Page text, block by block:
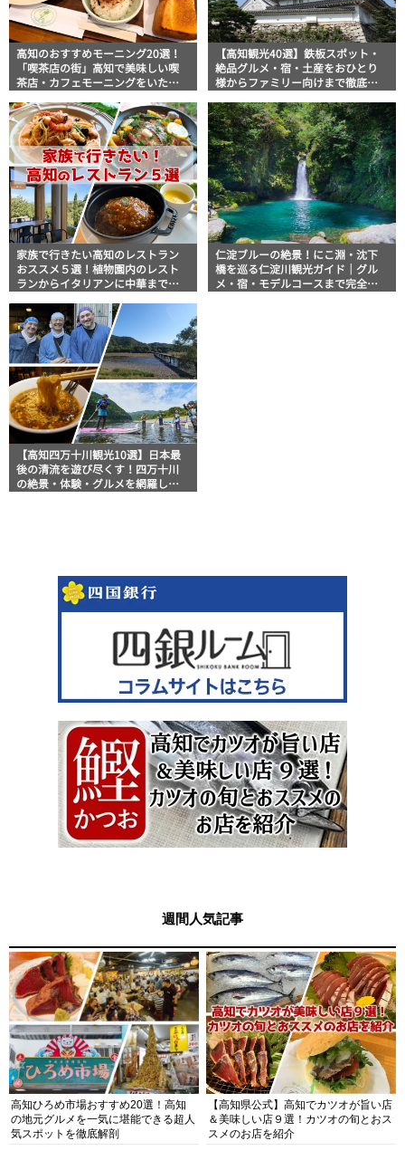
高知のおすすめモーニング20選！
「喫茶店の街」高知で美味しい喫
茶店・カフェモーニングをいただ
【高知観光40選】鉄板スポット・
絶品グルメ・宿・土産をおひとり
様からファミリー向けまで徹底解
家族で行きたい高知のレストラン
おススメ５選！植物園内のレスト
ランからイタリアンに中華まで楽
仁淀ブルーの絶景！にこ淵・沈下
橋を巡る仁淀川観光ガイド｜グル
メ・宿・モデルコースまで完全網
【高知四万十川観光10選】日本最
後の清流を遊び尽くす！四万十川
の絶景・体験・グルメを網羅した
週間人気記事
高知ひろめ市場おすすめ20選！高知
の地元グルメを一気に堪能できる超人
気スポットを徹底解剖
【高知県公式】高知でカツオが旨い店
＆美味しい店９選！カツオの旬とおス
スメのお店を紹介